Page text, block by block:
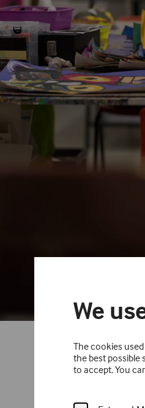
We
The cookies
the best possible
to accept. You